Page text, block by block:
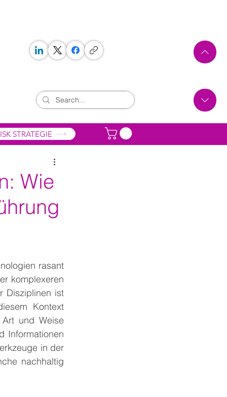
STRATEGIE
Wie
rasant
komplexeren
Disziplinen ist
Kontext
und Weise
Informationen
in der
nachhaltig